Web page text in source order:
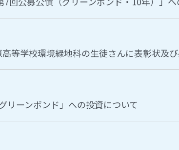
等学校環境緑地科の生徒さんに表彰状及
リーンボンド」への投資について